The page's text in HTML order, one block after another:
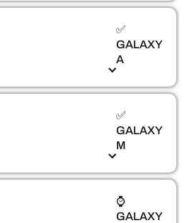
✅
GALAXY
A
✅
GALAXY
M
⌚
GALAXY